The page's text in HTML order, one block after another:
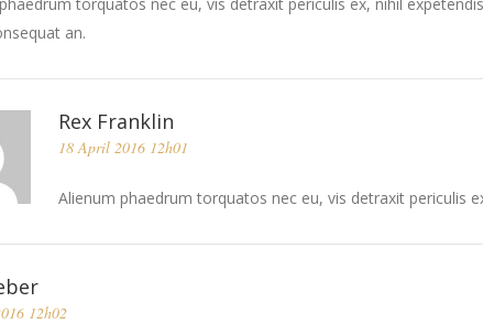
an.
Rex Franklin
18 April 2016 12h01
Alienum phaedrum torquatos nec eu, vis detraxit periculis
12h02